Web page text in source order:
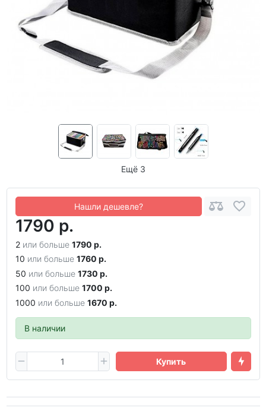
Ещё 3
Нашли дешевле?
1790 р.
2 или больше 1790 р.
10 или больше 1760 р.
50 или больше 1730 р.
100 или больше 1700 р.
1000 или больше 1670 р.
В наличии
Купить